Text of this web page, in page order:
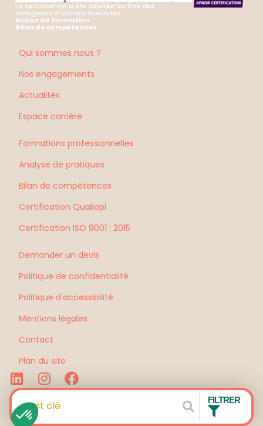
FILTRER
La certification a été délivrée au titre des
catégories d'actions suivantes :
Action de formation
Bilan de compétences
Qui sommes nous ?
Nos engagements
Actualités
Espace carrière
Formations professionnelles
Analyse de pratiques
Bilan de compétences
Certification Qualiopi
Certification ISO 9001 : 2015
Demander un devis
Politique de confidentialité
Politique d'accessibilité
Mentions légales
Contact
Plan du site
La Quincaillerie